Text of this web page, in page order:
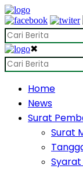
✖
Home
News
Surat
Surat